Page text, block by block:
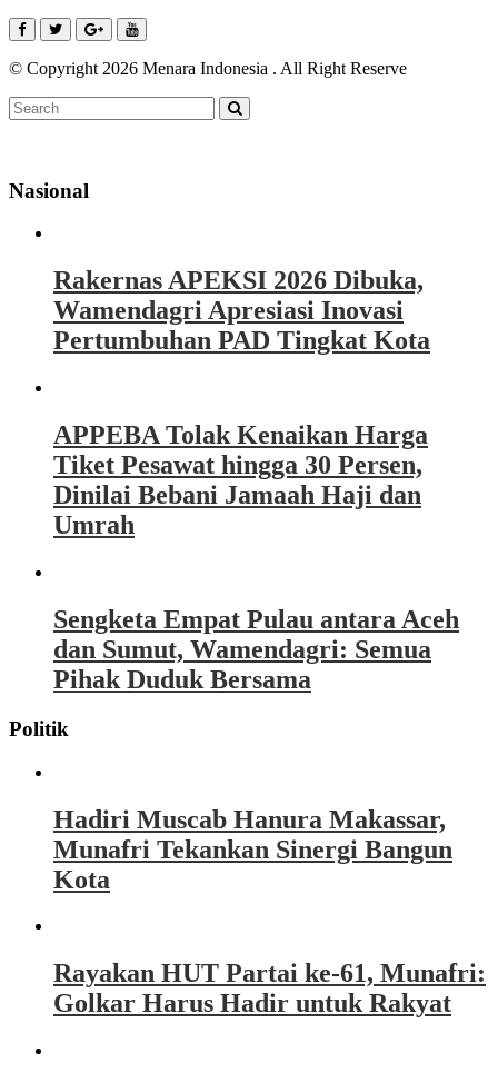
© Copyright 2026 Menara Indonesia . All Right Reserve
Nasional
Rakernas APEKSI 2026 Dibuka,
Wamendagri Apresiasi Inovasi
Pertumbuhan PAD Tingkat Kota
APPEBA Tolak Kenaikan Harga
Tiket Pesawat hingga 30 Persen,
Dinilai Bebani Jamaah Haji dan
Umrah
Sengketa Empat Pulau antara Aceh
dan Sumut, Wamendagri: Semua
Pihak Duduk Bersama
Politik
Hadiri Muscab Hanura Makassar,
Munafri Tekankan Sinergi Bangun
Kota
Rayakan HUT Partai ke-61, Munafri:
Golkar Harus Hadir untuk Rakyat